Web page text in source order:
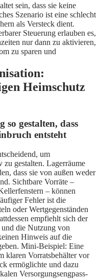
sein, dass sie keine
Szenario ist eine schlecht
als Versteck dient.
Steuerung erlauben es,
nur dann zu aktivieren,
zu sparen und
Heimschutz
gestalten, dass
entsteht
um
gestalten. Lagerräume
dass sie von außen weder
Sichtbare Vorräte –
– können
Fehler ist die
oder Wertgegenständen
empfiehlt sich der
und die Nutzung von
Hinweis auf die
Mini-Beispiel: Eine
klaren Vorratsbehälter vor
ermöglichte und dazu
Versorgungsengpass-